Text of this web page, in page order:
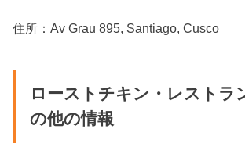
住所：Av Grau 895, Santiago, Cusco
ローストチキン・レストラ
の他の情報